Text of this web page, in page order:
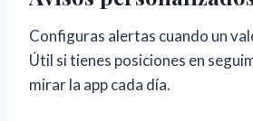
Configuras alertas cuando un
Útil si tienes posiciones en
mirar la app cada día.